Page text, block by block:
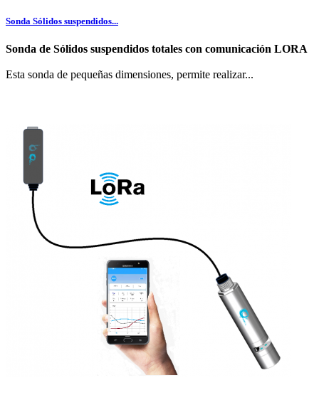
Sonda Sólidos suspendidos...
Sonda de Sólidos suspendidos totales con comunicación LORA
Esta sonda de pequeñas dimensiones, permite realizar...